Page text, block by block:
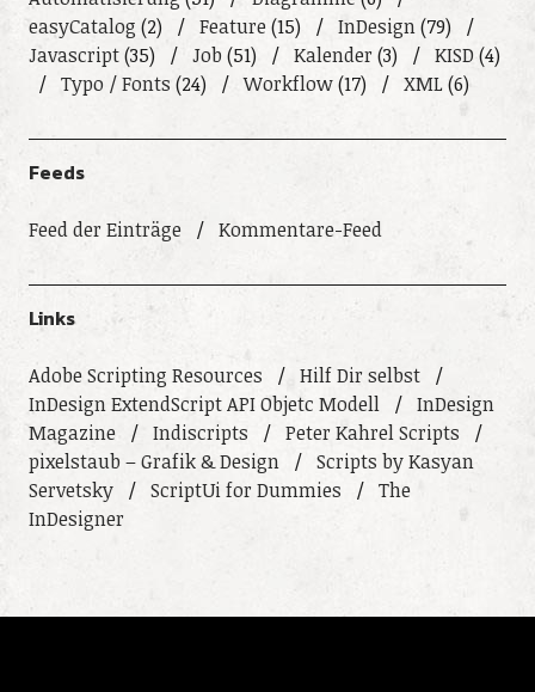
easyCatalog (2) Feature(15) InDesign(79)
Javascript(35) Job (51) Kalender (3) KISD (4)
Typo / Fonts (24) Workflow(17) XML(6)
Feeds
Feed der Einträge Kommentare-Feed
Links
Adobe Scripting Resources
Hilf Dir selbst
InDesign ExtendScript API Objetc Modell
InDesign
Magazine
Indiscripts
Peter Kahrel Scripts
pixelstaub – Grafik & Design
Scripts by Kasyan
Servetsky
ScriptUi for Dummies
The
InDesigner